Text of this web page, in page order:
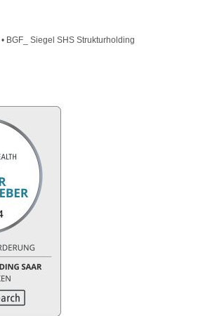
• BGF_ Siegel SHS Strukturholding